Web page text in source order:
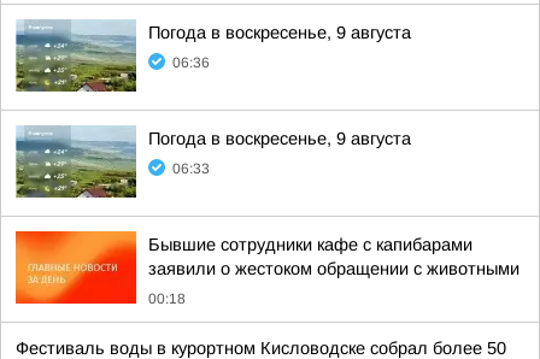
Погода в воскресенье, 9 августа
06:36
Погода в воскресенье, 9 августа
06:33
Бывшие сотрудники кафе с капибарами
заявили о жестоком обращении с животными
00:18
Фестиваль воды в курортном Кисловодске собрал более 50